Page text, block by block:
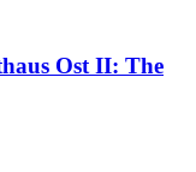
Ost II: The